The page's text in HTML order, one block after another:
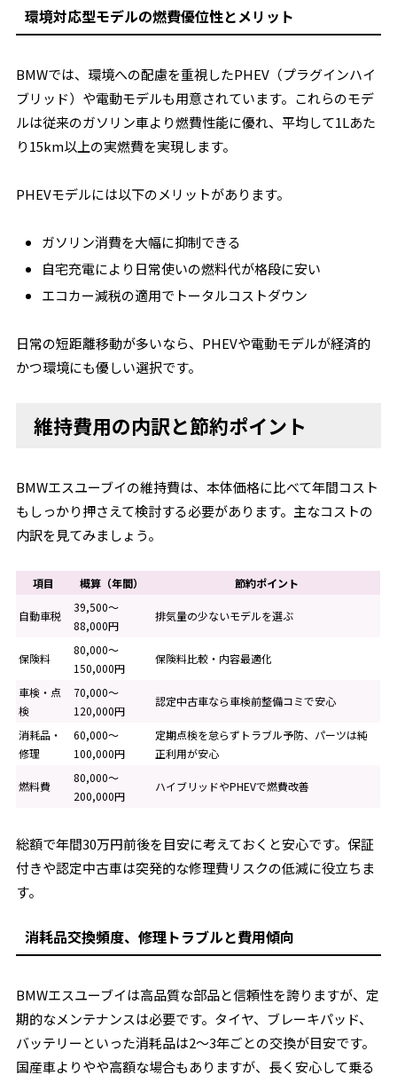
環境対応型モデルの燃費優位性とメリット
BMWでは、環境への配慮を重視したPHEV（プラグインハイ
ブリッド）や電動モデルも用意されています。これらのモデ
ルは従来のガソリン車より燃費性能に優れ、平均して1Lあた
り15km以上の実燃費を実現します。
PHEVモデルには以下のメリットがあります。
ガソリン消費を大幅に抑制できる
自宅充電により日常使いの燃料代が格段に安い
エコカー減税の適用でトータルコストダウン
日常の短距離移動が多いなら、PHEVや電動モデルが経済的
かつ環境にも優しい選択です。
維持費用の内訳と節約ポイント
BMWエスユーブイの維持費は、本体価格に比べて年間コスト
もしっかり押さえて検討する必要があります。主なコストの
内訳を見てみましょう。
項目 概算（年間） 節約ポイント
自動車税
39,500～
88,000円
排気量の少ないモデルを選ぶ
保険料
80,000～
150,000円
保険料比較・内容最適化
車検・点
検
70,000～
120,000円
認定中古車なら車検前整備コミで安心
消耗品・
修理
60,000～
100,000円
定期点検を怠らずトラブル予防、パーツは純
正利用が安心
燃料費
80,000～
200,000円
ハイブリッドやPHEVで燃費改善
総額で年間30万円前後を目安に考えておくと安心です。保証
付きや認定中古車は突発的な修理費リスクの低減に役立ちま
す。
消耗品交換頻度、修理トラブルと費用傾向
BMWエスユーブイは高品質な部品と信頼性を誇りますが、定
期的なメンテナンスは必要です。タイヤ、ブレーキパッド、
バッテリーといった消耗品は2～3年ごとの交換が目安です。
国産車よりやや高額な場合もありますが、長く安心して乗る